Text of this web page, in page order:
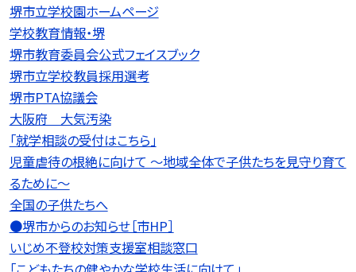
堺市立学校園ホームページ
学校教育情報・堺
堺市教育委員会公式フェイスブック
堺市立学校教員採用選考
堺市PTA協議会
大阪府 大気汚染
「就学相談の受付はこちら」
児童虐待の根絶に向けて 〜地域全体で子供たちを見守り育て
るために〜
全国の子供たちへ
●堺市からのお知らせ［市HP］
いじめ不登校対策支援室相談窓口